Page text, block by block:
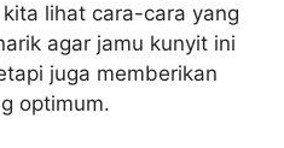
lihat cara-cara yang
agar jamu kunyit ini
juga memberikan
optimum.